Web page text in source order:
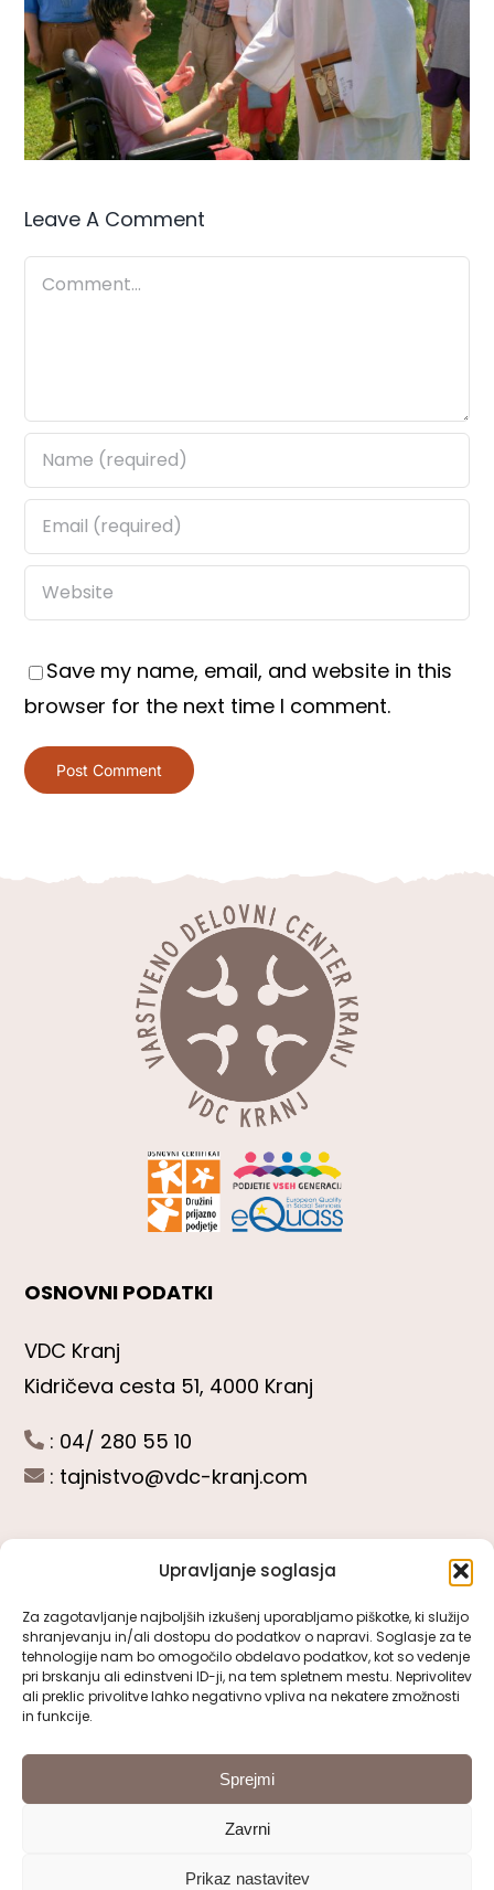
Upravljanje soglasja
Za zagotavljanje najboljših izkušenj uporabljamo piškotke, ki služijo
shranjevanju in/ali dostopu do podatkov o napravi. Soglasje za te
tehnologije nam bo omogočilo obdelavo podatkov, kot so vedenje
pri brskanju ali edinstveni ID-ji, na tem spletnem mestu. Neprivolitev
ali preklic privolitve lahko negativno vpliva na nekatere zmožnosti
in funkcije.
Sprejmi
Zavrni
Prikaz nastavitev
Leave A Comment
Comment
Save my name, email, and website in this
browser for the next time I comment.
OSNOVNI PODATKI
VDC Kranj
Kidričeva cesta 51, 4000 Kranj
: 04/ 280 55 10
: tajnistvo@vdc-kranj.com
Toggle
Navigation
Predstavitev VDC Kranj
SLEDITE NAM